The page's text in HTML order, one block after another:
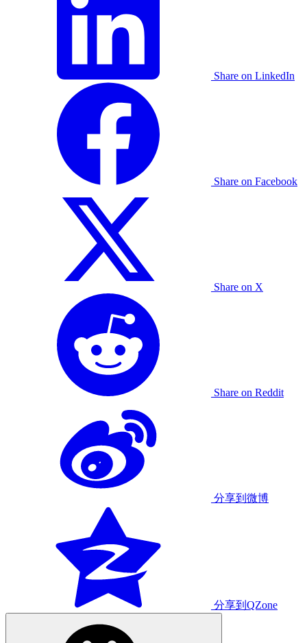
Share on LinkedIn
Share on Facebook
Share on X
Share on Reddit
分享到微博
分享到QZone